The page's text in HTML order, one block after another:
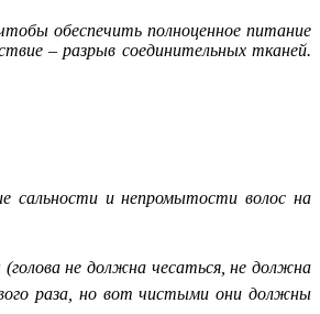
обеспечить полноценное питание
– разрыв соединительных тканей.
сальности и непромытости волос на
не должна чесаться, не должна
раза, но вот чистыми они должны